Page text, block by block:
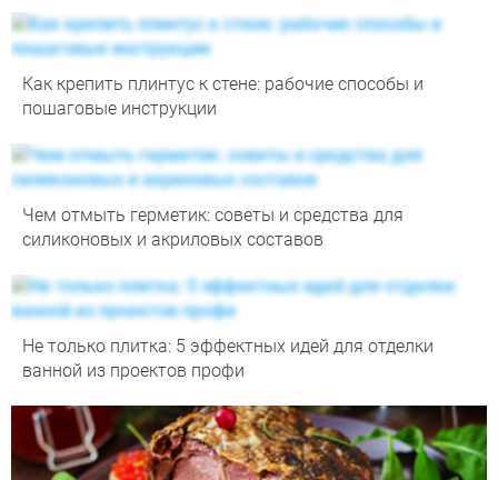
Как крепить плинтус к стене: рабочие способы и
пошаговые инструкции
Чем отмыть герметик: советы и средства для
силиконовых и акриловых составов
Не только плитка: 5 эффектных идей для отделки
ванной из проектов профи